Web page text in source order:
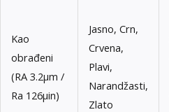
Kao
obrađeni
(RA 3.2μm /
Ra 126μin)
Jasno, Crn,
Crvena,
Plavi,
Narandžasti,
Zlato